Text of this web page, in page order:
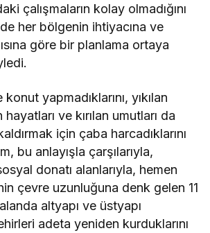
çalışmaların kolay olmadığını
her bölgenin ihtiyacına ve
göre bir planlama ortaya
yapmadıklarını, yıkılan
ve kırılan umutları da
için çaba harcadıklarını
bu anlayışla çarşılarıyla,
donatı alanlarıyla, hemen
çevre uzunluğuna denk gelen 11
altyapı ve üstyapı
adeta yeniden kurduklarını